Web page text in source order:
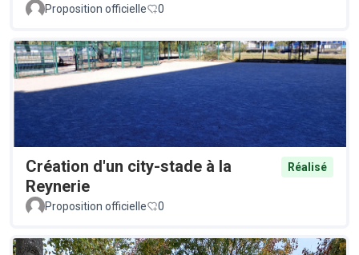
Proposition officielle 0
Création d'un city-stade à la
Reynerie
Réalisé
Proposition officielle 0